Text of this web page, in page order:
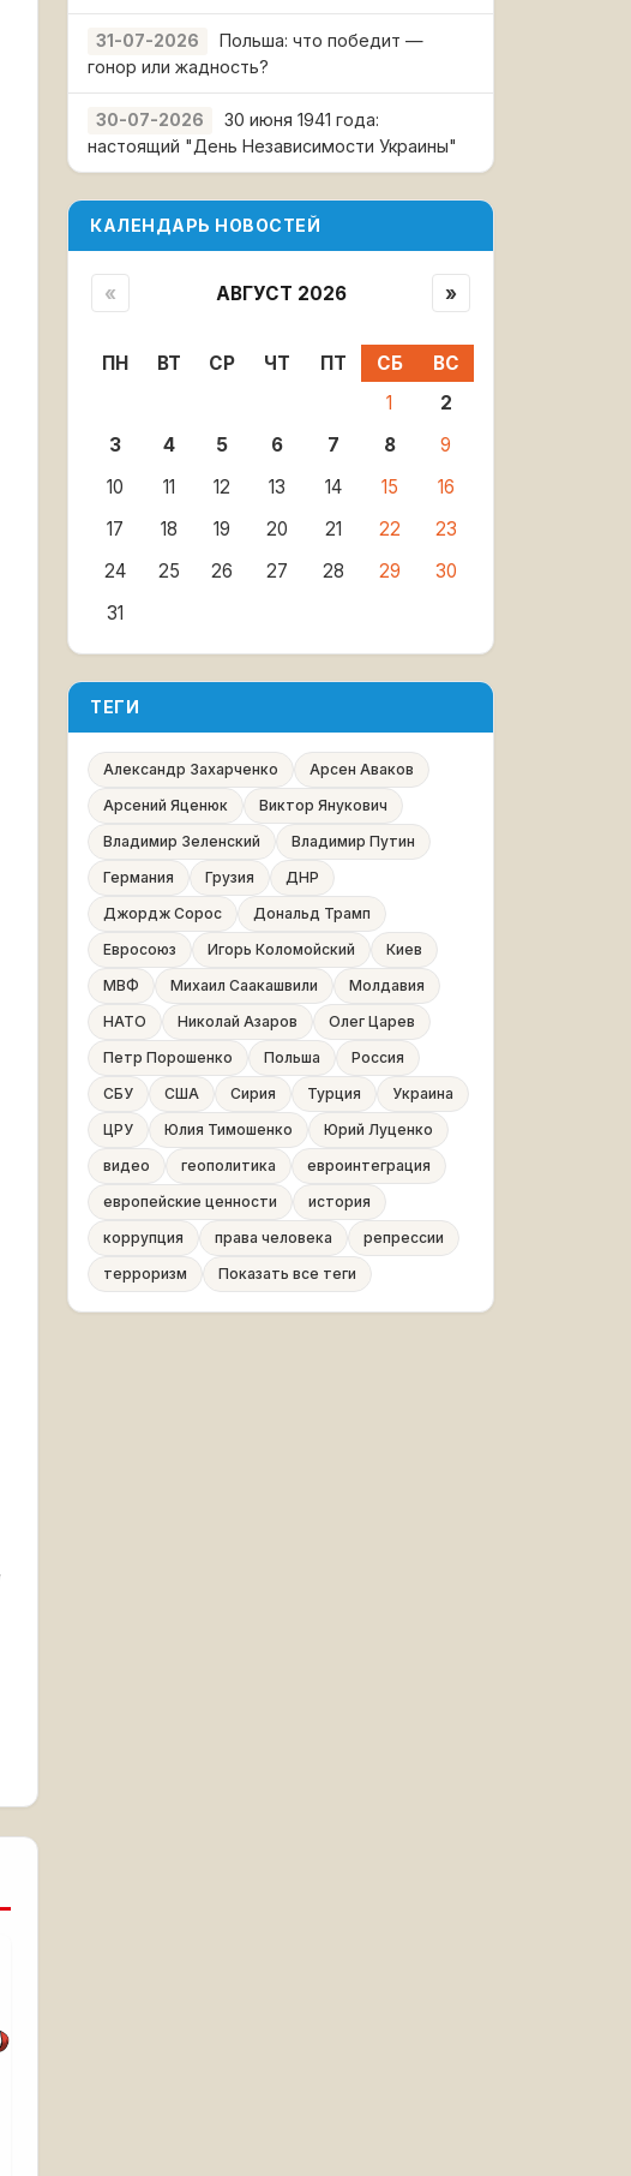
31-07-2026
Польша: что победит —
гонор или жадность?
30-07-2026
30 июня 1941 года:
настоящий "День Независимости Украины"
КАЛЕНДАРЬ НОВОСТЕЙ
« АВГУСТ 2026 »
ПН ВТ СР ЧТ ПТ СБ
ВС
1
2
3
4 5 6 7 8
9
10
11 12 13 14 15
16
17
18 19 20 21 22
23
24
25 26 27 28 29
30
31
ТЕГИ
Александр Захарченко
Арсен Аваков
Арсений Яценюк
Виктор Янукович
Владимир Зеленский
Владимир Путин
Германия
Грузия
ДНР
Джордж Сорос
Дональд Трамп
Евросоюз
Игорь Коломойский
Киев
МВФ
Михаил Саакашвили
Молдавия
НАТО
Николай Азаров
Олег Царев
Петр Порошенко
Польша
Россия
СБУ
США Сирия Турция
Украина
ЦРУ
Юлия Тимошенко
Юрий Луценко
видео
геополитика
евроинтеграция
европейские ценности
история
коррупция
права человека
репрессии
терроризм
Показать все теги